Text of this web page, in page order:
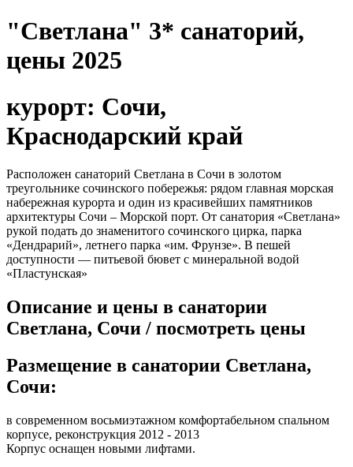
"Светлана" 3* санаторий,
цены 2025
курорт: Сочи,
Краснодарский край
Расположен санаторий Светлана в Сочи в золотом
треугольнике сочинского побережья: рядом главная морская
набережная курорта и один из красивейших памятников
архитектуры Сочи – Морской порт. От санатория «Светлана»
рукой подать до знаменитого сочинского цирка, парка
«Дендрарий», летнего парка «им. Фрунзе». В пешей
доступности — питьевой бювет с минеральной водой
«Пластунская»
Описание и цены в санатории
Светлана, Сочи / посмотреть цены
Размещение в санатории Светлана,
Сочи:
в современном восьмиэтажном комфортабельном спальном
корпусе, реконструкция 2012 - 2013
Корпус оснащен новыми лифтами.